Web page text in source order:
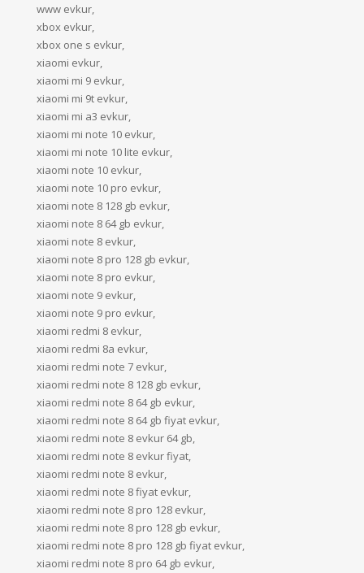
www evkur,
xbox evkur,
xbox one s evkur,
xiaomi evkur,
xiaomi mi 9 evkur,
xiaomi mi 9t evkur,
xiaomi mi a3 evkur,
xiaomi mi note 10 evkur,
xiaomi mi note 10 lite evkur,
xiaomi note 10 evkur,
xiaomi note 10 pro evkur,
xiaomi note 8 128 gb evkur,
xiaomi note 8 64 gb evkur,
xiaomi note 8 evkur,
xiaomi note 8 pro 128 gb evkur,
xiaomi note 8 pro evkur,
xiaomi note 9 evkur,
xiaomi note 9 pro evkur,
xiaomi redmi 8 evkur,
xiaomi redmi 8a evkur,
xiaomi redmi note 7 evkur,
xiaomi redmi note 8 128 gb evkur,
xiaomi redmi note 8 64 gb evkur,
xiaomi redmi note 8 64 gb fiyat evkur,
xiaomi redmi note 8 evkur 64 gb,
xiaomi redmi note 8 evkur fiyat,
xiaomi redmi note 8 evkur,
xiaomi redmi note 8 fiyat evkur,
xiaomi redmi note 8 pro 128 evkur,
xiaomi redmi note 8 pro 128 gb evkur,
xiaomi redmi note 8 pro 128 gb fiyat evkur,
xiaomi redmi note 8 pro 64 gb evkur,